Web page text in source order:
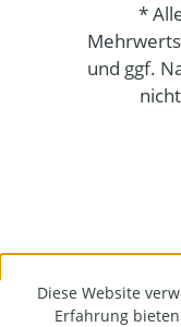
*
und ggf.
Diese Website
Erfahrung